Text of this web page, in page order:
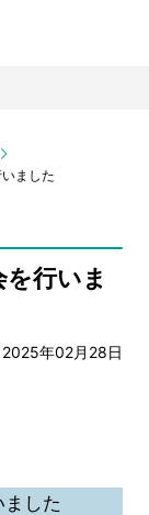
ました
を行いま
年02月28日
ました